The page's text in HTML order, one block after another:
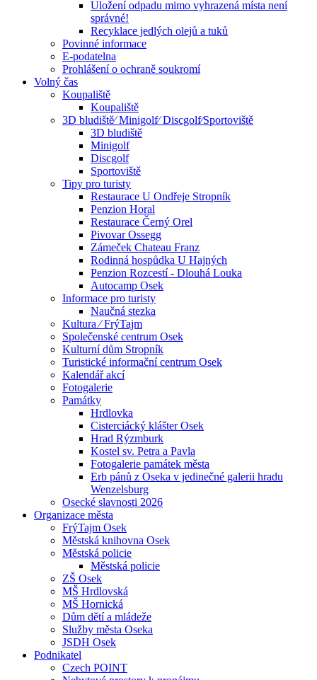
Uložení odpadu mimo vyhrazená místa není
správné!
Recyklace jedlých olejů a tuků
Povinné informace
E-podatelna
Prohlášení o ochraně soukromí
Volný čas
Koupaliště
Koupaliště
3D bludiště⁄ Minigolf⁄ Discgolf⁄Sportoviště
3D bludiště
Minigolf
Discgolf
Sportoviště
Tipy pro turisty
Restaurace U Ondřeje Stropník
Penzion Horal
Restaurace Černý Orel
Pivovar Ossegg
Zámeček Chateau Franz
Rodinná hospůdka U Hajných
Penzion Rozcestí - Dlouhá Louka
Autocamp Osek
Informace pro turisty
Naučná stezka
Kultura ⁄ FrýTajm
Společenské centrum Osek
Kulturní dům Stropník
Turistické informační centrum Osek
Kalendář akcí
Fotogalerie
Památky
Hrdlovka
Cisterciácký klášter Osek
Hrad Rýzmburk
Kostel sv. Petra a Pavla
Fotogalerie památek města
Erb pánů z Oseka v jedinečné galerii hradu
Wenzelsburg
Osecké slavnosti 2026
Organizace města
FrýTajm Osek
Městská knihovna Osek
Městská policie
Městská policie
ZŠ Osek
MŠ Hrdlovská
MŠ Hornická
Dům dětí a mládeže
Služby města Oseka
JSDH Osek
Podnikatel
Czech POINT